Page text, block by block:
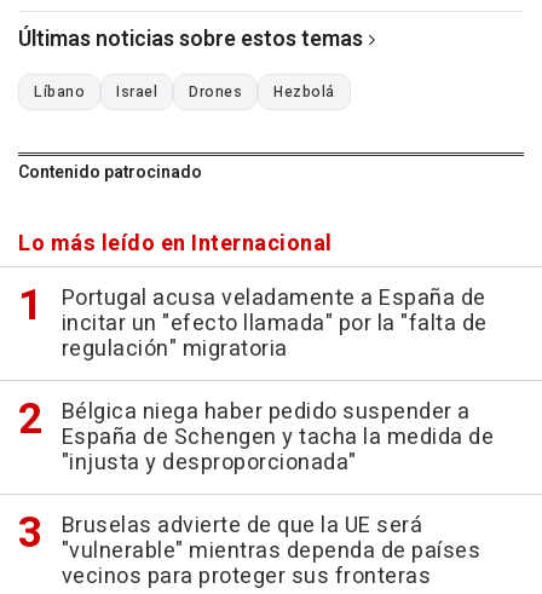
Últimas noticias sobre estos temas
Líbano Israel Drones Hezbolá
Contenido patrocinado
Lo más leído en Internacional
Portugal acusa veladamente a España de
incitar un "efecto llamada" por la "falta de
regulación" migratoria
Bélgica niega haber pedido suspender a
España de Schengen y tacha la medida de
"injusta y desproporcionada"
Bruselas advierte de que la UE será
"vulnerable" mientras dependa de países
vecinos para proteger sus fronteras